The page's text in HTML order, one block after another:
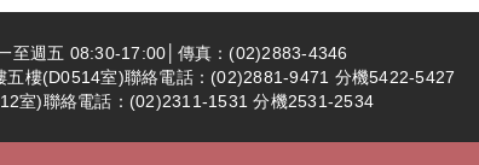
至週五 08:30-17:00│傳真：(02)2883-4346
五樓(D0514室)聯絡電話：(02)2881-9471 分機5422-5427
室)聯絡電話：(02)2311-1531 分機2531-2534